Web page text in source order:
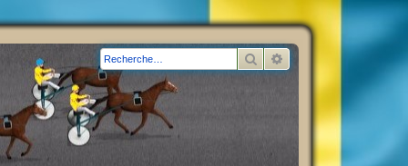
Rechercher